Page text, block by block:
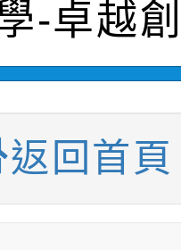
期第7次
)
(第3招)】
期第9次代
第4招)】
-卓越
返回首頁